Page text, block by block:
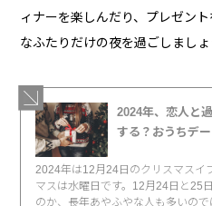
ィナーを楽しんだり、プレゼン
なふたりだけの夜を過ごしましょ
2024年、恋人と
する？おうちデ
2024年は12月24日のクリスマスイ
マスは水曜日です。12月24日と25
のか、長年あやふやな人も多いの